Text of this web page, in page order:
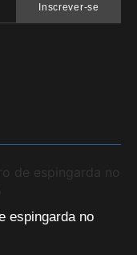
Inscrever-se
espingarda no